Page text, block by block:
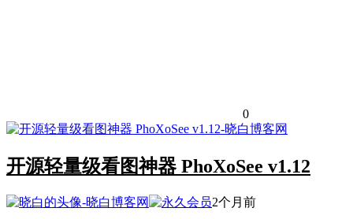
0
开源轻量级看图神器 PhoXoSee v1.12
2个月前